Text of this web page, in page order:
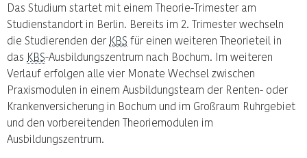
Das Studium startet mit einem Theorie-Trimester am
Studienstandort in Berlin. Bereits im 2. Trimester wechseln
die Studierenden der KBS für einen weiteren Theorieteil in
das KBS-Ausbildungszentrum nach Bochum. Im weiteren
Verlauf erfolgen alle vier Monate Wechsel zwischen
Praxismodulen in einem Ausbildungsteam der Renten- oder
Krankenversicherung in Bochum und im Großraum Ruhrgebiet
und den vorbereitenden Theoriemodulen im
Ausbildungszentrum.